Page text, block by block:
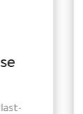
◆MODELL